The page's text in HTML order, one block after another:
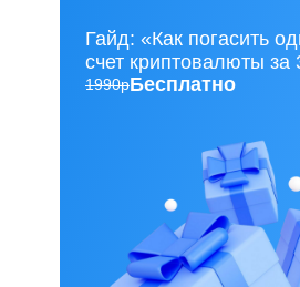
Гайд: «Как погасить
счет криптовалюты за
1990рБесплатно